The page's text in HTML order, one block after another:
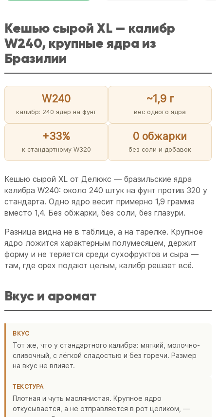
Кешью сырой XL — калибр
W240, крупные ядра из
Бразилии
W240
калибр: 240 ядер на фунт
~1,9 г
вес одного ядра
+33%
к стандартному W320
0 обжарки
без соли и добавок
Кешью сырой XL от Делюкс — бразильские ядра
калибра W240: около 240 штук на фунт против 320 у
стандарта. Одно ядро весит примерно 1,9 грамма
вместо 1,4. Без обжарки, без соли, без глазури.
Разница видна не в таблице, а на тарелке. Крупное
ядро ложится характерным полумесяцем, держит
форму и не теряется среди сухофруктов и сыра —
там, где орех подают целым, калибр решает всё.
Вкус и аромат
ВКУС
Тот же, что у стандартного калибра: мягкий, молочно-
сливочный, с лёгкой сладостью и без горечи. Размер
на вкус не влияет.
ТЕКСТУРА
Плотная и чуть маслянистая. Крупное ядро
откусывается, а не отправляется в рот целиком, —